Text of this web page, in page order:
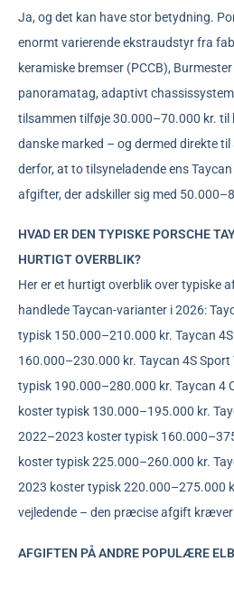
Ja, og det kan have stor betydning.
enormt varierende ekstraudstyr fra
keramiske bremser (PCCB),
panoramatag, adaptivt
tilsammen tilføje 30.000–70.000 kr. til
danske marked – og dermed direkte
derfor, at to tilsyneladende ens
afgifter, der adskiller sig med
HVAD ER DEN TYPISKE PORSCHE
HURTIGT OVERBLIK?
Her er et hurtigt overblik over typiske
handlede Taycan-varianter i 2026:
typisk 150.000–210.000 kr. Taycan
160.000–230.000 kr. Taycan 4S
typisk 190.000–280.000 kr. Taycan 4
koster typisk 130.000–195.000 kr.
2022–2023 koster typisk
koster typisk 225.000–260.000 kr.
2023 koster typisk 220.000–275.000
vejledende – den præcise afgift
AFGIFTEN PÅ ANDRE POPULÆRE